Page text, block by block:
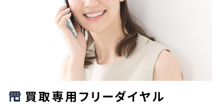
買取専用フリーダイヤル